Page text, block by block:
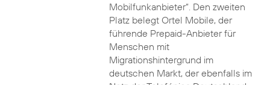
Mobilfunkanbieter“. Den zweiten
Platz belegt Ortel Mobile, der
führende Prepaid-Anbieter für
Menschen mit
Migrationshintergrund im
deutschen Markt, der ebenfalls im